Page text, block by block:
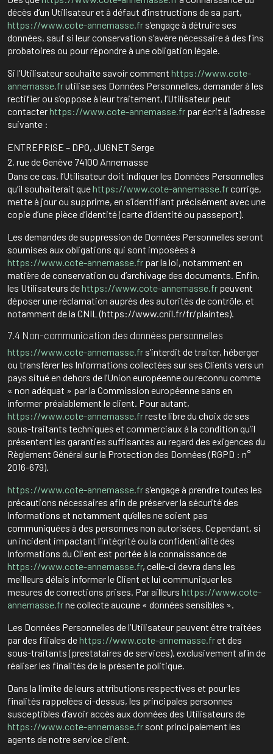
décès d’un Utilisateur et à défaut d’instructions de sa part,
https://www.cote-annemasse.fr s’engage à détruire ses
données, sauf si leur conservation s’avère nécessaire à des fins
probatoires ou pour répondre à une obligation légale.
Si l’Utilisateur souhaite savoir comment https://www.cote-
annemasse.frutilise ses Données Personnelles, demander à les
rectifier ou s’oppose à leur traitement, l’Utilisateur peut
contacterhttps://www.cote-annemasse.fr par écrit à l’adresse
suivante :
ENTREPRISE – DPO, JUGNET Serge
2, rue de Genève 74100 Annemasse
Dans ce cas, l’Utilisateur doit indiquer les Données Personnelles
qu’il souhaiterait quehttps://www.cote-annemasse.frcorrige,
mette à jour ou supprime, en s’identifiant précisément avec une
copie d’une pièce d’identité (carte d’identité ou passeport).
Les demandes de suppression de Données Personnelles seront
soumises aux obligations qui sont imposées à
https://www.cote-annemasse.fr par la loi, notamment en
matière de conservation ou d’archivage des documents. Enfin,
les Utilisateurs dehttps://www.cote-annemasse.fr peuvent
déposer une réclamation auprès des autorités de contrôle, et
notamment de la CNIL (https://www.cnil.fr/fr/plaintes).
7.4 Non-communication des données personnelles
https://www.cote-annemasse.fr s’interdit de traiter, héberger
ou transférer les Informations collectées sur ses Clients vers un
pays situé en dehors de l’Union européenne ou reconnu comme
« non adéquat » par la Commission européenne sans en
informer préalablement le client. Pour autant,
https://www.cote-annemasse.frreste libre du choix de ses
sous-traitants techniques et commerciaux à la condition qu’il
présentent les garanties suffisantes au regard des exigences du
Règlement Général sur la Protection des Données (RGPD : n°
2016-679).
https://www.cote-annemasse.fr s’engage à prendre toutes les
précautions nécessaires afin de préserver la sécurité des
Informations et notamment qu’elles ne soient pas
communiquées à des personnes non autorisées. Cependant, si
un incident impactant l’intégrité ou la confidentialité des
Informations du Client est portée à la connaissance de
https://www.cote-annemasse.fr, celle-ci devra dans les
meilleurs délais informer le Client et lui communiquer les
mesures de corrections prises. Par ailleurs https://www.cote-
annemasse.frne collecte aucune « données sensibles ».
Les Données Personnelles de l’Utilisateur peuvent être traitées
par des filiales dehttps://www.cote-annemasse.fret des
sous-traitants (prestataires de services), exclusivement afin de
réaliser les finalités de la présente politique.
Dans la limite de leurs attributions respectives et pour les
finalités rappelées ci-dessus, les principales personnes
susceptibles d’avoir accès aux données des Utilisateurs de
https://www.cote-annemasse.fr sont principalement les
agents de notre service client.